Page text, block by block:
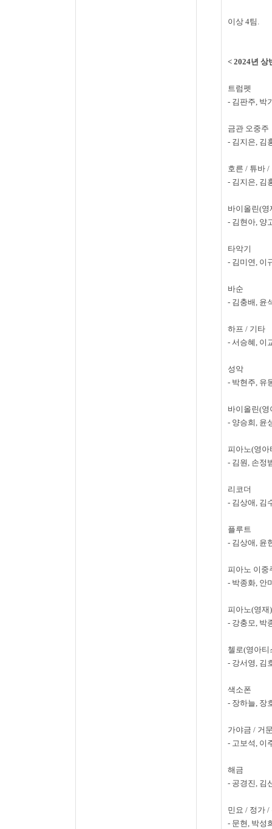
이상 4팀 .
< 2024년 상
트럼펫
- 김판주, 박
금관 오중주
- 김지은, 김
호른 / 튜바 /
- 김지은, 김
바이올린(영
- 김현아, 양
타악기
- 김미연, 이
바순
- 김충배, 윤
하프 / 기타
- 서승혜, 이
성악
- 박현주, 유
바이올린(영
- 양승희, 윤
피아노(영아
- 김원, 손정
리코더
- 김상애, 김
플루트
- 김상애, 윤
피아노 이중
- 박종화, 안
피아노(영재)
- 강충모, 박
첼로(영아티
- 강서영, 김
색소폰
- 장하늘, 장
가야금 / 거
- 고보석, 이
해금
- 공경진, 김
민요 / 정가 /
- 문현, 박성